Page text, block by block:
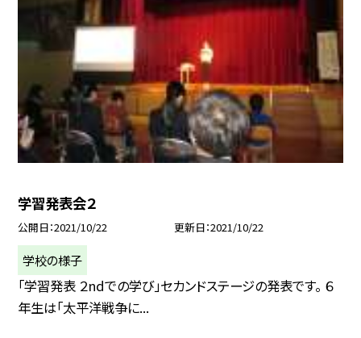
学習発表会２
公開日 2021/10/22 更新日 2021/10/22
学校の様子
「学習発表 ２ndでの学び」セカンドステージの発表です。 ６
年生は「太平洋戦争に...